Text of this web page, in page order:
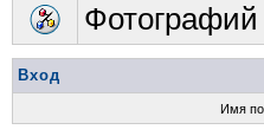
Фотографий
Вход
Имя